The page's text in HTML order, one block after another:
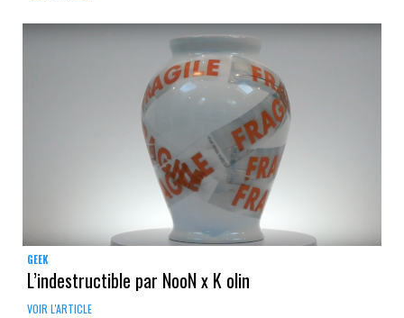
GEEK
L’indestructible par NooN x K olin
VOIR L'ARTICLE